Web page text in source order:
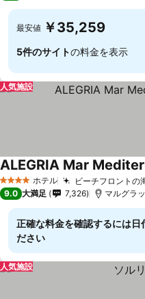
最安値 ￥35,259
5件のサイトの料金を表示
人気施設
4 ホテルのランク
ホテル ビーチフロントの
ALEGRIA Mar
9.0 大満足 7,326 マルグラ
正確な料金を確認するには日
ださい
人気施設